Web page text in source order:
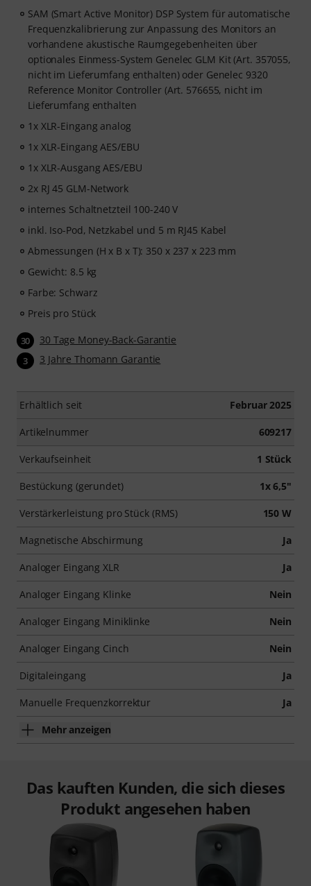
SAM (Smart Active Monitor) DSP System für automatische
Frequenzkalibrierung zur Anpassung des Monitors an
vorhandene akustische Raumgegebenheiten über
optionales Einmess-System Genelec GLM Kit (Art. 357055,
nicht im Lieferumfang enthalten) oder Genelec 9320
Reference Monitor Controller (Art. 576655, nicht im
Lieferumfang enthalten
1x XLR-Eingang analog
1x XLR-Eingang AES/EBU
1x XLR-Ausgang AES/EBU
2x RJ 45 GLM-Network
internes Schaltnetzteil 100-240 V
inkl. Iso-Pod, Netzkabel und 5 m RJ45 Kabel
Abmessungen (H x B x T): 350 x 237 x 223 mm
Gewicht: 8.5 kg
Farbe: Schwarz
Preis pro Stück
30 30 Tage Money-Back-Garantie
3 3 Jahre Thomann Garantie
Erhältlich seit Februar 2025
Artikelnummer 609217
Verkaufseinheit 1 Stück
Bestückung (gerundet) 1x 6,5"
Verstärkerleistung pro Stück (RMS) 150 W
Magnetische Abschirmung Ja
Analoger Eingang XLR Ja
Analoger Eingang Klinke Nein
Analoger Eingang Miniklinke Nein
Analoger Eingang Cinch Nein
Digitaleingang Ja
Manuelle Frequenzkorrektur Ja
Mehr anzeigen
Das kauften Kunden, die sich dieses
Produkt angesehen haben